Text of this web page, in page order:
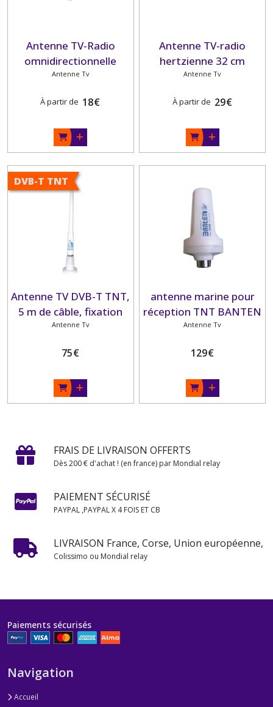
Antenne TV-Radio
omnidirectionnelle
BANTEN
Antenne Tv
À partir de 18€
Antenne TV-radio
hertzienne 32 cm
Antenne Tv
À partir de 29€
DVB-T TNT
Antenne TV DVB-T TNT,
5 m de câble, fixation
plat pont
Antenne Tv
75€
antenne marine pour
réception TNT BANTEN
TV
Antenne Tv
129€
FRAIS DE LIVRAISON OFFERTS
Dès 200 € d'achat ! (en france) par Mondial relay
PAIEMENT SÉCURISÉ
PAYPAL ,PAYPAL X 4 FOIS ET CB
LIVRAISON France, Corse, Union européenne,
Colissimo ou Mondial relay
Paiements sécurisés
Navigation
Accueil